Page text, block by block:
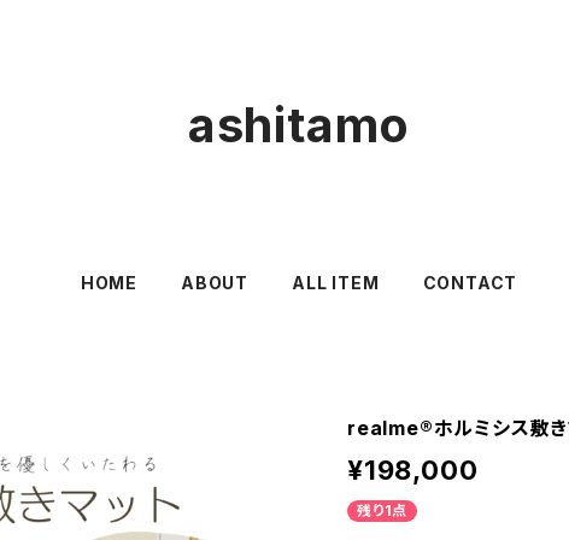
ashitamo
HOME ABOUT ALL ITEM CONTACT
realme®ホルミシス敷き
¥198,000
残り1点